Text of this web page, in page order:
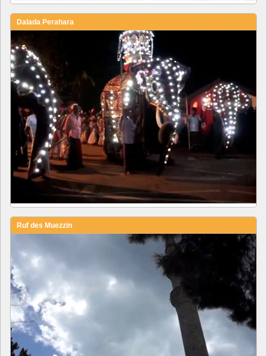
Dalada Perahara
Ruf des Muezzin